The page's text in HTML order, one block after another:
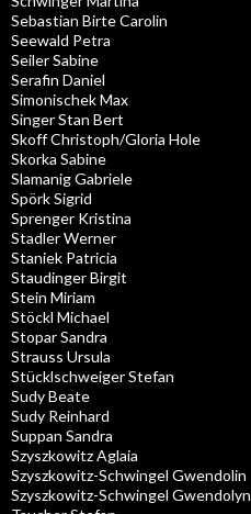
Sebastian Birte Carolin
Seewald Petra
Seiler Sabine
Serafin Daniel
Simonischek Max
Singer Stan Bert
Skoff Christoph/Gloria Hole
Skorka Sabine
Slamanig Gabriele
Spörk Sigrid
Sprenger Kristina
Stadler Werner
Staniek Patricia
Staudinger Birgit
Stein Miriam
Stöckl Michael
Stopar Sandra
Strauss Ursula
Stücklschweiger Stefan
Sudy Beate
Sudy Reinhard
Suppan Sandra
Szyszkowitz Aglaia
Szyszkowitz-Schwingel Gwendolin
Szyszkowitz-Schwingel Gwendolyn